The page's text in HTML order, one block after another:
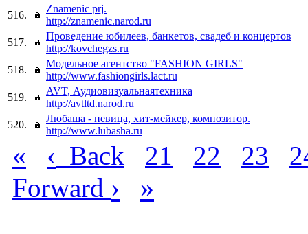
516.
Znamenic prj.
http://znamenic.narod.ru
517.
Проведение юбилеев, банкетов, свадеб и концертов
http://kovchegzs.ru
518.
Модельное агентство "FASHION GIRLS"
http://www.fashiongirls.lact.ru
519.
AVT, Аудиовизуальнаятехника
http://avtltd.narod.ru
520.
Любаша - певица, хит-мейкер, композитор.
http://www.lubasha.ru
« ‹ Back 21 22 23
Forward › »